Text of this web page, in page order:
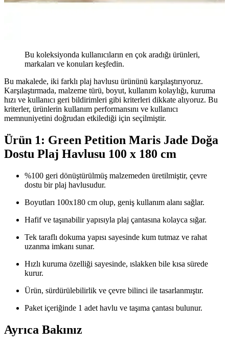
Bu koleksiyonda kullanıcıların en çok aradığı ürünleri,
markaları ve konuları keşfedin.
Bu makalede, iki farklı plaj havlusu ürününü karşılaştırıyoruz.
Karşılaştırmada, malzeme türü, boyut, kullanım kolaylığı, kuruma
hızı ve kullanıcı geri bildirimleri gibi kriterleri dikkate alıyoruz. Bu
kriterler, ürünlerin kullanım performansını ve kullanıcı
memnuniyetini doğrudan etkilediği için seçilmiştir.
Ürün 1: Green Petition Maris Jade Doğa
Dostu Plaj Havlusu 100 x 180 cm
%100 geri dönüştürülmüş malzemeden üretilmiştir, çevre
dostu bir plaj havlusudur.
Boyutları 100x180 cm olup, geniş kullanım alanı sağlar.
Hafif ve taşınabilir yapısıyla plaj çantasına kolayca sığar.
Tek taraflı dokuma yapısı sayesinde kum tutmaz ve rahat
uzanma imkanı sunar.
Hızlı kuruma özelliği sayesinde, ıslakken bile kısa sürede
kurur.
Ürün, sürdürülebilirlik ve çevre bilinci ile tasarlanmıştır.
Paket içeriğinde 1 adet havlu ve taşıma çantası bulunur.
Ayrıca Bakınız